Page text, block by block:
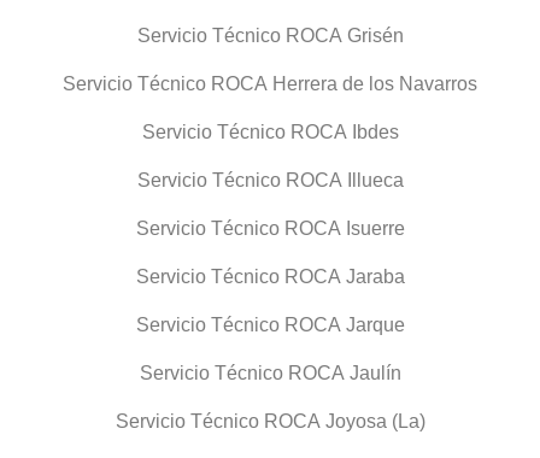
Servicio Técnico ROCA Grisén
Servicio Técnico ROCA Herrera de los Navarros
Servicio Técnico ROCA Ibdes
Servicio Técnico ROCA Illueca
Servicio Técnico ROCA Isuerre
Servicio Técnico ROCA Jaraba
Servicio Técnico ROCA Jarque
Servicio Técnico ROCA Jaulín
Servicio Técnico ROCA Joyosa (La)